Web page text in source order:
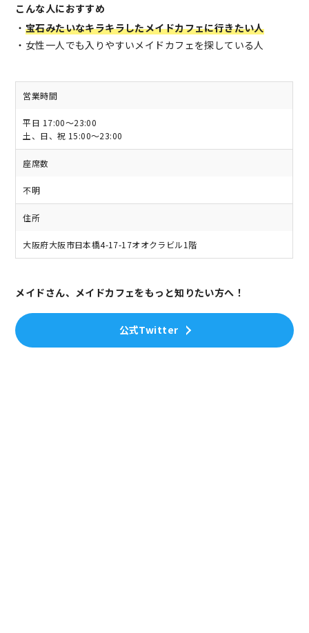
こんな人におすすめ
・ 宝石みたいなキラキラしたメイドカフェに行きたい人
・女性一人でも入りやすいメイドカフェを探している人
営業時間
平日 17:00～23:00
土、日、祝 15:00～23:00
座席数
不明
住所
大阪府大阪市日本橋4-17-17オオクラビル1階
メイドさん、メイドカフェをもっと知りたい方へ！
公式Twitter